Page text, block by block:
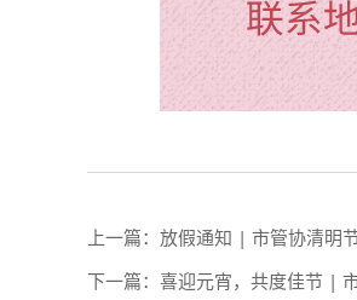
上一篇： 放假通知 | 市管协清明
下一篇： 喜迎元宵，共度佳节 |